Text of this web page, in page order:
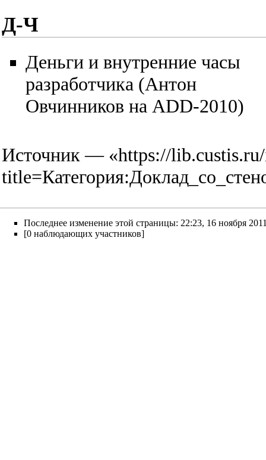
Д-Ч
Деньги и внутренние часы
разработчика (Антон
Овчинников на ADD-2010)
Источник — «https://
Последнее изменение этой страницы: 22:23, 16 ноября
[0 наблюдающих участников]